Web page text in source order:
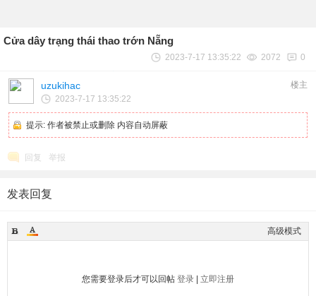
Cửa dây trạng thái thao trớn Nẵng
2023-7-17 13:35:22 2072 0
uzukihac
楼主
2023-7-17 13:35:22
提示: 作者被禁止或删除 内容自动屏蔽
回复 举报
发表回复
高级模式
您需要登录后才可以回帖 登录 立即注册